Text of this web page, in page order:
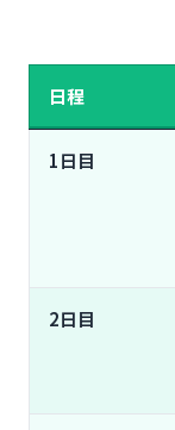
日程
1日目
2日目